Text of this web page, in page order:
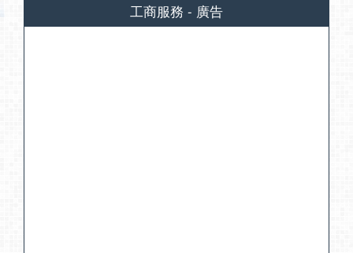
工商服務 - 廣告